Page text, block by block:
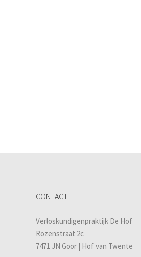
CONTACT
Verloskundigenpraktijk De Hof
Rozenstraat 2c
7471 JN Goor | Hof van Twente